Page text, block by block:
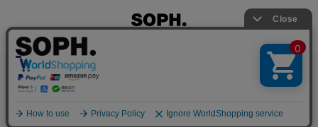
プライバシーポリシー
店舗受取サービス
お客様により良いサービスを提供するため、cookie(クッキー)を
使用することがございます。 詳しくは
プライバシーポリシーを
ご確認ください。
OK